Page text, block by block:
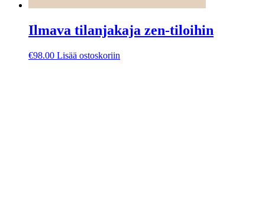
Ilmava tilanjakaja zen-tiloihin
€98.00 Lisää ostoskoriin